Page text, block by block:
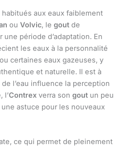
aux eaux faiblement
ou Volvic, le gout de
une période d’adaptation. En
les eaux à la personnalité
ou certaines eaux gazeuses, y
et naturelle. Il est à
l’eau influence la perception
l’Contrex verra son gout un peu
astuce pour les nouveaux
ce qui permet de pleinement